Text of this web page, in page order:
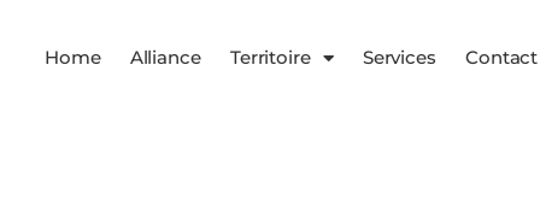
Home Alliance Territoire Services Contact